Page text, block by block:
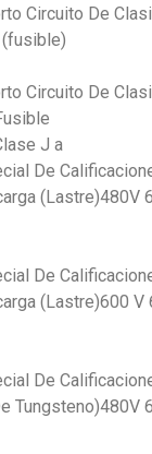
Circuito De
(fusible)
Circuito De
J a
De
(Lastre)480V
De
(Lastre)600
De
Tungsteno)480V